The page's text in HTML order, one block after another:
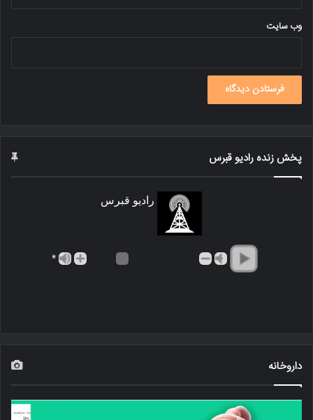
وب‌ سایت
پخش زنده رادیو قبرس
رادیو قبرس
*
داروخانه